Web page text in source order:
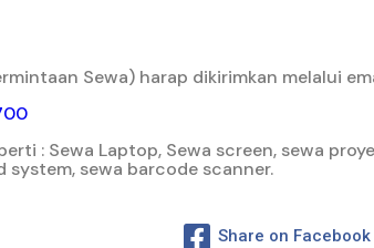
Sewa) harap dikirimkan melalui
: Sewa Laptop, Sewa screen, sewa
system, sewa barcode scanner.
Share on Facebook